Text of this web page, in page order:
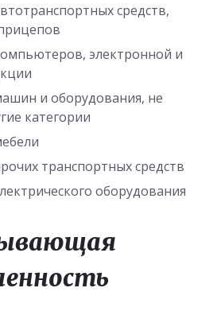
средств,
электронной и
и оборудования, не
категории
транспортных средств
оборудования